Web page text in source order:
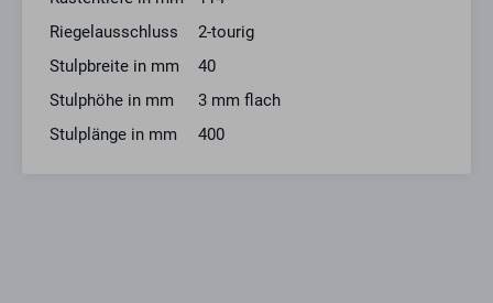
Riegelausschluss
2-tourig
Stulpbreite in mm
40
Stulphöhe in mm
3 mm flach
Stulplänge in mm
400